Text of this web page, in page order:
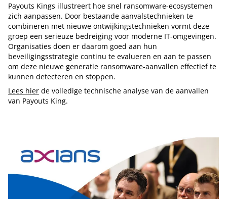
Payouts Kings illustreert hoe snel ransomware-ecosystemen
zich aanpassen. Door bestaande aanvalstechnieken te
combineren met nieuwe ontwijkingstechnieken vormt deze
groep een serieuze bedreiging voor moderne IT-omgevingen.
Organisaties doen er daarom goed aan hun
beveiligingsstrategie continu te evalueren en aan te passen
om deze nieuwe generatie ransomware-aanvallen effectief te
kunnen detecteren en stoppen.
Lees hier de volledige technische analyse van de aanvallen
van Payouts King.